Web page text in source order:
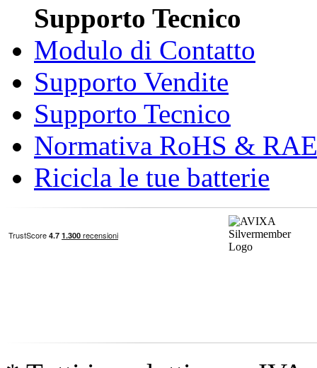
Supporto Tecnico
Modulo di Contatto
Supporto Vendite
Supporto Tecnico
Normativa RoHS &
Ricicla le tue batterie